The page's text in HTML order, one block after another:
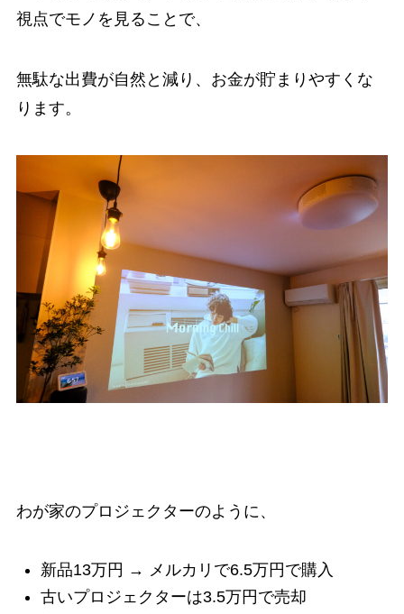
視点でモノを見ることで、
無駄な出費が自然と減り、お金が貯まりやすくな
ります。
わが家のプロジェクターのように、
新品13万円 → メルカリで6.5万円で購入
古いプロジェクターは3.5万円で売却